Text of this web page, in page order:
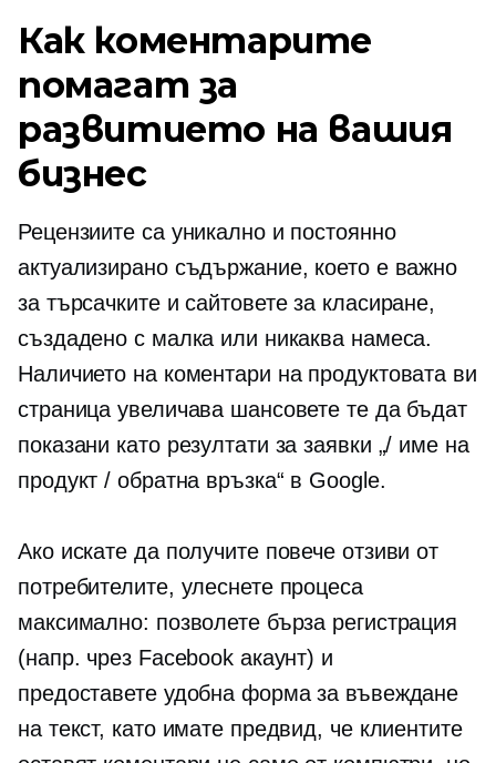
Как коментарите
помагат за
развитието на вашия
бизнес
Рецензиите са уникално и постоянно
актуализирано съдържание, което е важно
за търсачките и сайтовете за класиране,
създадено с малка или никаква намеса.
Наличието на коментари на продуктовата ви
страница увеличава шансовете те да бъдат
показани като резултати за заявки „/ име на
продукт / обратна връзка“ в Google.
Ако искате да получите повече отзиви от
потребителите, улеснете процеса
максимално: позволете бърза регистрация
(напр. чрез Facebook акаунт) и
предоставете удобна форма за въвеждане
на текст, като имате предвид, че клиентите